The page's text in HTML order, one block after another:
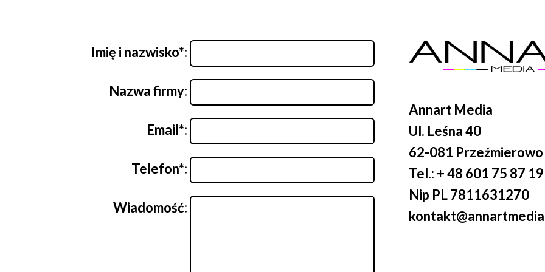
Imię i nazwisko*:
Nazwa firmy:
Email*:
Telefon*:
Wiadomość:
Annart Media
Ul. Leśna 40
62-081 Przeźmierowo
Tel.: + 48 601 75 87 19
Nip PL 7811631270